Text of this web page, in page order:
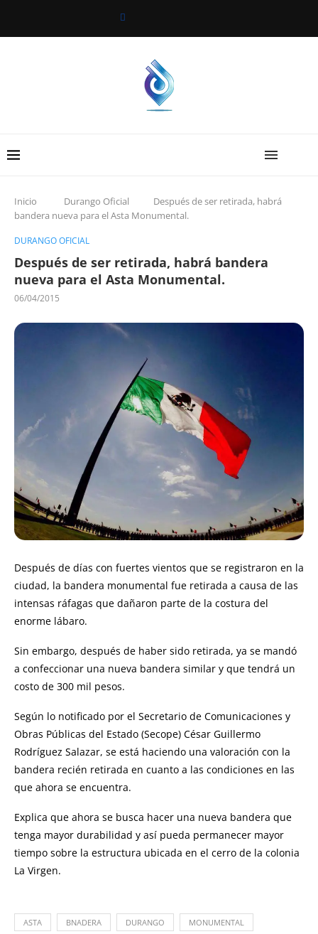
Inicio Durango Oficial
Después de ser retirada, habrá
bandera nueva para el Asta Monumental.
DURANGO OFICIAL
Después de ser retirada, habrá bandera
nueva para el Asta Monumental.
06/04/2015
Después de días con fuertes vientos que se registraron en la
ciudad, la bandera monumental fue retirada a causa de las
intensas ráfagas que dañaron parte de la costura del
enorme lábaro.
Sin embargo, después de haber sido retirada, ya se mandó
a confeccionar una nueva bandera similar y que tendrá un
costo de 300 mil pesos.
Según lo notificado por el Secretario de Comunicaciones y
Obras Públicas del Estado (Secope) César Guillermo
Rodríguez Salazar, se está haciendo una valoración con la
bandera recién retirada en cuanto a las condiciones en las
que ahora se encuentra.
Explica que ahora se busca hacer una nueva bandera que
tenga mayor durabilidad y así pueda permanecer mayor
tiempo sobre la estructura ubicada en el cerro de la colonia
La Virgen.
ASTA BNADERA DURANGO MONUMENTAL